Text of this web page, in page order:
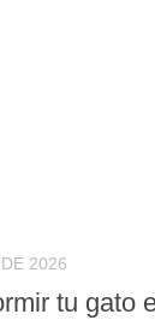
2026
tu gato